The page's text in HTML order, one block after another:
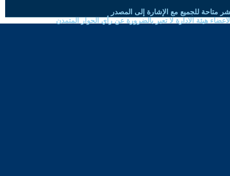
متاحة للجميع مع الإشارة إلى المصدر
هيئة الادارة لا تعبر بالضرورة عن رأي الحوار المتمدن